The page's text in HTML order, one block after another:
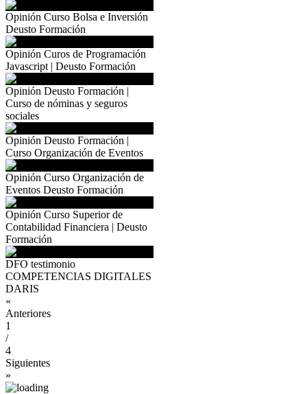
Opinión Curso Bolsa e Inversión
Deusto Formación
Opinión Curos de Programación
Javascript | Deusto Formación
Opinión Deusto Formación |
Curso de nóminas y seguros
sociales
Opinión Deusto Formación |
Curso Organización de Eventos
Opinión Curso Organización de
Eventos Deusto Formación
Opinión Curso Superior de
Contabilidad Financiera | Deusto
Formación
DFO testimonio
COMPETENCIAS DIGITALES
DARIS
«
Anteriores
1
/
4
Siguientes
»